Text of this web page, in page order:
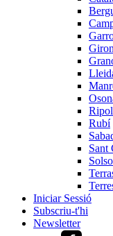
Rubí
Sant
Iniciar Sessió
Subscriu-t'hi
Newsletter